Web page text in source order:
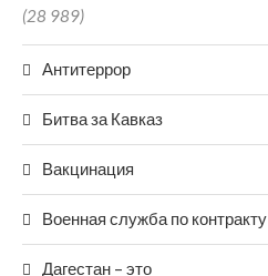
(28 989)
Антитеррор
Битва за Кавказ
Вакцинация
Военная служба по контракту
Дагестан – это